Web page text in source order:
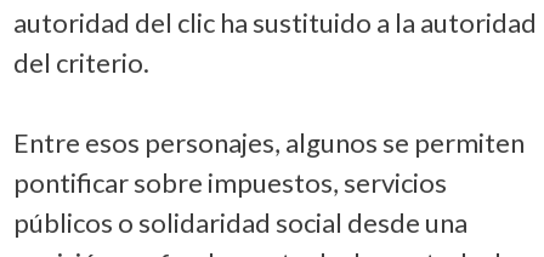
autoridad del clic ha sustituido a la autoridad
del criterio.
Entre esos personajes, algunos se permiten
pontificar sobre impuestos, servicios
públicos o solidaridad social desde una